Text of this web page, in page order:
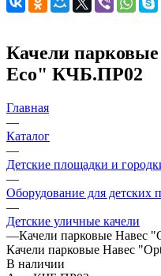
Качели
Еco" КЧБ.ПР02
Главная
—
Каталог
—
Детские площадки и
—
Оборудование для детских
—
Детские уличные качели
—Качели парковые Навес
Качели парковые Навес
В наличии